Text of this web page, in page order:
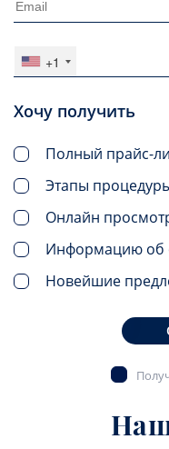
+1
Хочу получить
Полный прайс-
Этапы
Онлайн
Информацию об
Новейшие